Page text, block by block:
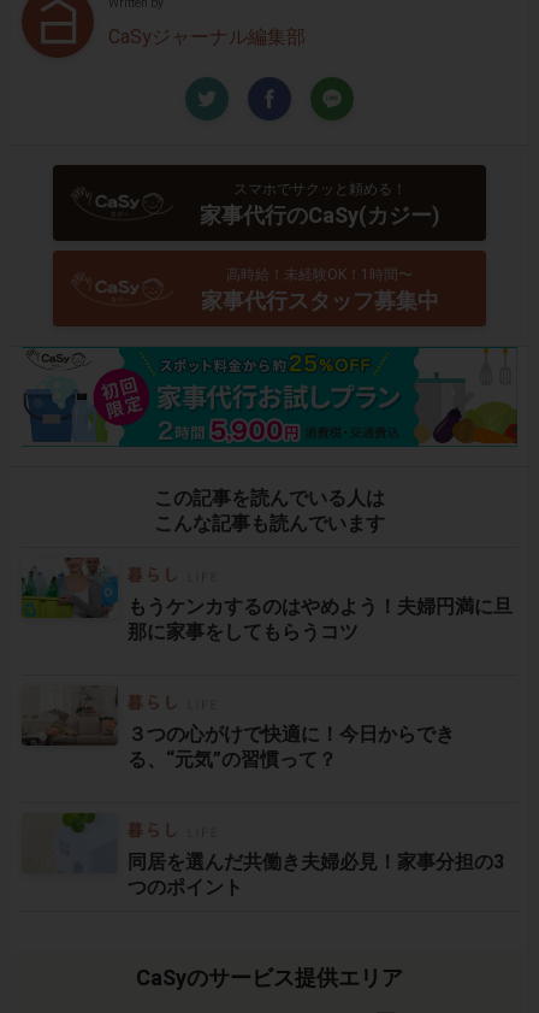
CaSyジャーナル編集部
スマホでサクッと頼める！
家事代行のCaSy(カジー)
高時給！未経験OK！1時間〜
家事代行スタッフ募集中
この記事を読んでいる人は
こんな記事も読んでいます
もうケンカするのはやめよう！夫婦円満に旦
那に家事をしてもらうコツ
３つの心がけで快適に！今日からでき
る、“元気”の習慣って？
同居を選んだ共働き夫婦必見！家事分担の3
つのポイント
CaSyのサービス提供エリア